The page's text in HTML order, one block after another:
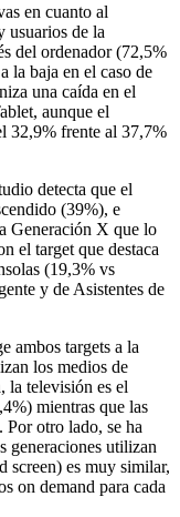
en cuanto al
usuarios de la
del ordenador (72,5%
la baja en el caso de
una caída en el
aunque el
32,9% frente al 37,7%
detecta que el
(39%), e
Generación X que lo
el target que destaca
(19,3% vs
y de Asistentes de
ambos targets a la
los medios de
la televisión es el
mientras que las
Por otro lado, se ha
generaciones utilizan
screen) es muy similar,
on demand para cada